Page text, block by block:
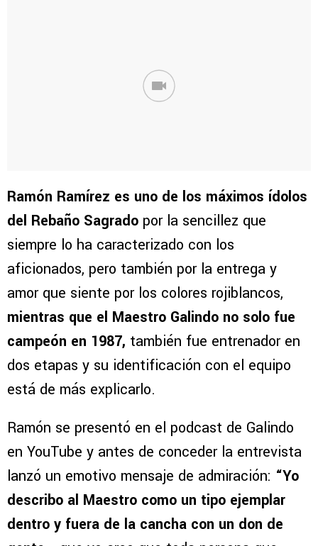
Ramón Ramírez es uno de los máximos ídolos
del Rebaño Sagrado por la sencillez que
siempre lo ha caracterizado con los
aficionados, pero también por la entrega y
amor que siente por los colores rojiblancos,
mientras que el Maestro Galindo no solo fue
campeón en 1987, también fue entrenador en
dos etapas y su identificación con el equipo
está de más explicarlo.
Ramón se presentó en el podcast de Galindo
en YouTube y antes de conceder la entrevista
lanzó un emotivo mensaje de admiración: “Yo
describo al Maestro como un tipo ejemplar
dentro y fuera de la cancha con un don de